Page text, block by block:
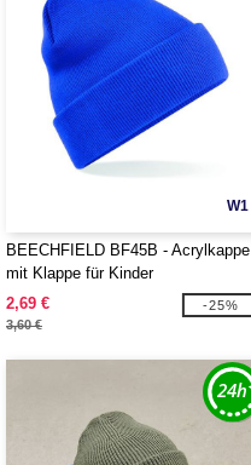
W1
BEECHFIELD BF45B - Acrylkappe
mit Klappe für Kinder
2,69 €
3,60 €
-25%